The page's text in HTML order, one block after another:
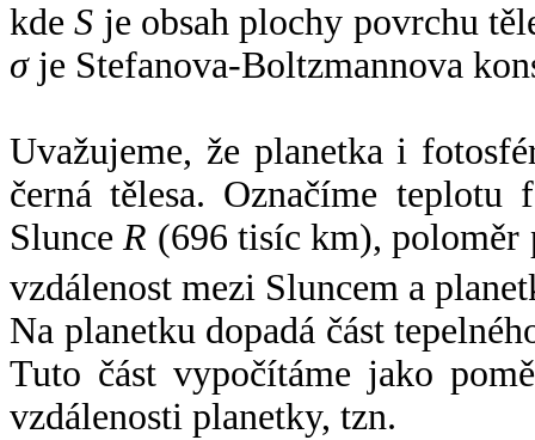
kdeS je obsah plochy povrchu
σje Stefanova-Boltzmannova
Uvažujeme, že planetka i
černá tělesa. Označíme
SlunceR (696 tisíc km),
vzdálenost mezi Sluncem a
Na planetku dopadá část
Tuto část vypočítáme jako
vzdálenosti planetky, tzn.